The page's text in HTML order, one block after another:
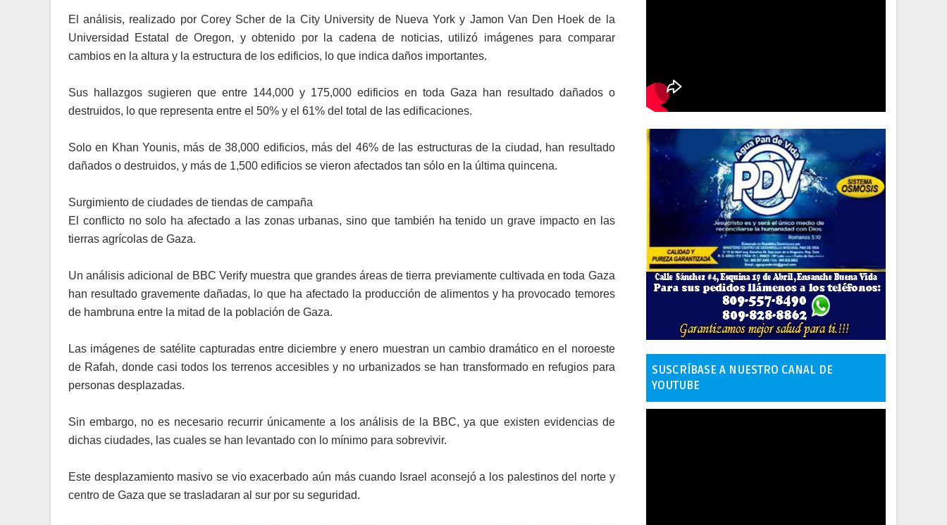
El análisis, realizado por Corey Scher de la City University de Nueva York y Jamon Van Den Hoek de la
Universidad Estatal de Oregon, y obtenido por la cadena de noticias, utilizó imágenes para comparar
cambios en la altura y la estructura de los edificios, lo que indica daños importantes.
Sus hallazgos sugieren que entre 144,000 y 175,000 edificios en toda Gaza han resultado dañados o
destruidos, lo que representa entre el 50% y el 61% del total de las edificaciones.
Solo en Khan Younis, más de 38,000 edificios, más del 46% de las estructuras de la ciudad, han resultado
dañados o destruidos, y más de 1,500 edificios se vieron afectados tan sólo en la última quincena.
Surgimiento de ciudades de tiendas de campaña
El conflicto no solo ha afectado a las zonas urbanas, sino que también ha tenido un grave impacto en las
tierras agrícolas de Gaza.
Un análisis adicional de BBC Verify muestra que grandes áreas de tierra previamente cultivada en toda Gaza
han resultado gravemente dañadas, lo que ha afectado la producción de alimentos y ha provocado temores
de hambruna entre la mitad de la población de Gaza.
Las imágenes de satélite capturadas entre diciembre y enero muestran un cambio dramático en el noroeste
de Rafah, donde casi todos los terrenos accesibles y no urbanizados se han transformado en refugios para
personas desplazadas.
Sin embargo, no es necesario recurrir únicamente a los análisis de la BBC, ya que existen evidencias de
dichas ciudades, las cuales se han levantado con lo mínimo para sobrevivir.
Este desplazamiento masivo se vio exacerbado aún más cuando Israel aconsejó a los palestinos del norte y
centro de Gaza que se trasladaran al sur por su seguridad.
SUSCRÍBASE A NUESTRO CANAL DE
YOUTUBE